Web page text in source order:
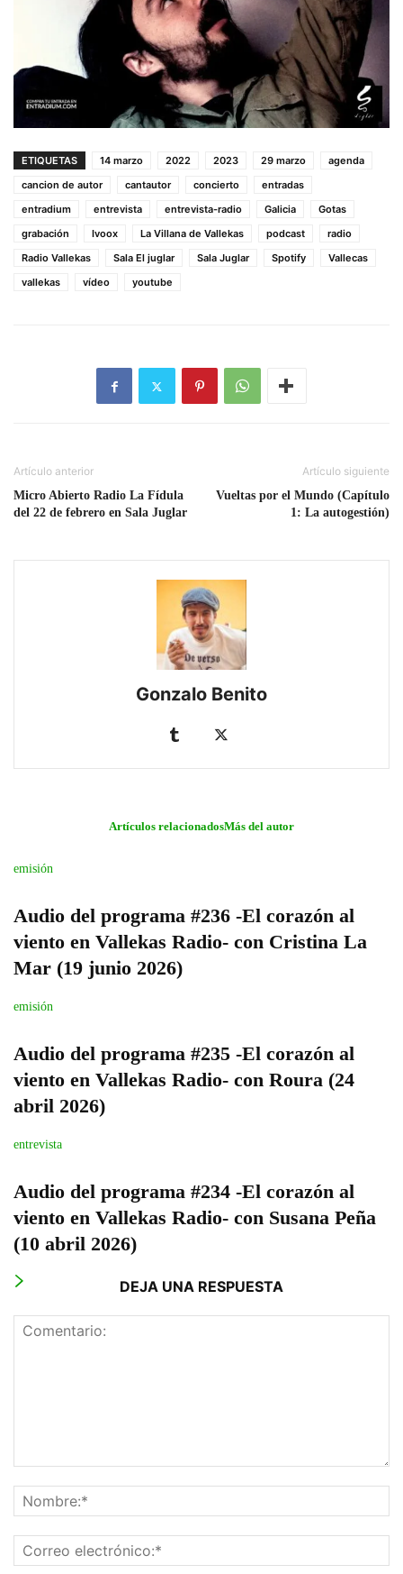
ETIQUETAS 14 marzo 2022 2023 29 marzo
agenda
cancion de autor
cantautor concierto
entradas
entradium
entrevista entrevista-radio Galicia
Gotas
grabación
Ivoox La Villana de Vallekas podcast
radio
Radio Vallekas
Sala El juglar Sala Juglar Spotify
Vallecas
vallekas
vídeo youtube
Artículo anterior
Micro Abierto Radio La Fídula
del 22 de febrero en Sala Juglar
Artículo siguiente
Vueltas por el Mundo (Capítulo
1: La autogestión)
Gonzalo Benito
Artículos relacionadosMás del autor
emisión
Audio del programa #236 -El corazón al
viento en Vallekas Radio- con Cristina La
Mar (19 junio 2026)
emisión
Audio del programa #235 -El corazón al
viento en Vallekas Radio- con Roura (24
abril 2026)
entrevista
Audio del programa #234 -El corazón al
viento en Vallekas Radio- con Susana Peña
(10 abril 2026)
DEJA UNA RESPUESTA